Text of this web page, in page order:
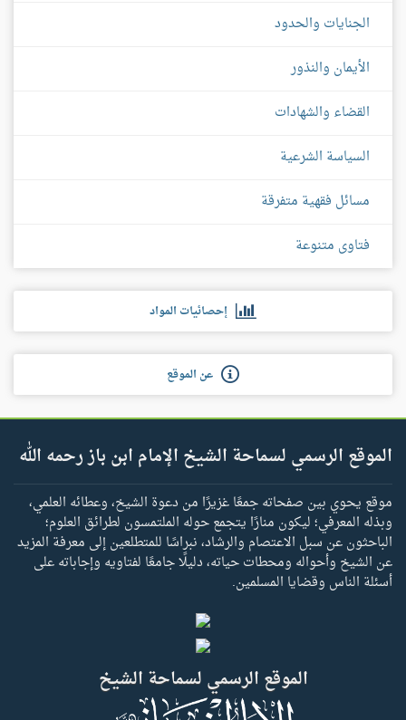
الجنايات والحدود
الأيمان والنذور
القضاء والشهادات
السياسة الشرعية
مسائل فقهية متفرقة
فتاوى متنوعة
إحصائيات المواد
عن الموقع
الموقع الرسمي لسماحة الشيخ الإمام ابن باز رحمه الله
موقع يحوي بين صفحاته جمعًا غزيرًا من دعوة الشيخ، وعطائه العلمي،
وبذله المعرفي؛ ليكون منارًا يتجمع حوله الملتمسون لطرائق العلوم؛
الباحثون عن سبل الاعتصام والرشاد، نبراسًا للمتطلعين إلى معرفة المزيد
عن الشيخ وأحواله ومحطات حياته، دليلًا جامعًا لفتاويه وإجاباته على
أسئلة الناس وقضايا المسلمين.
الموقع الرسمي لسماحة الشيخ